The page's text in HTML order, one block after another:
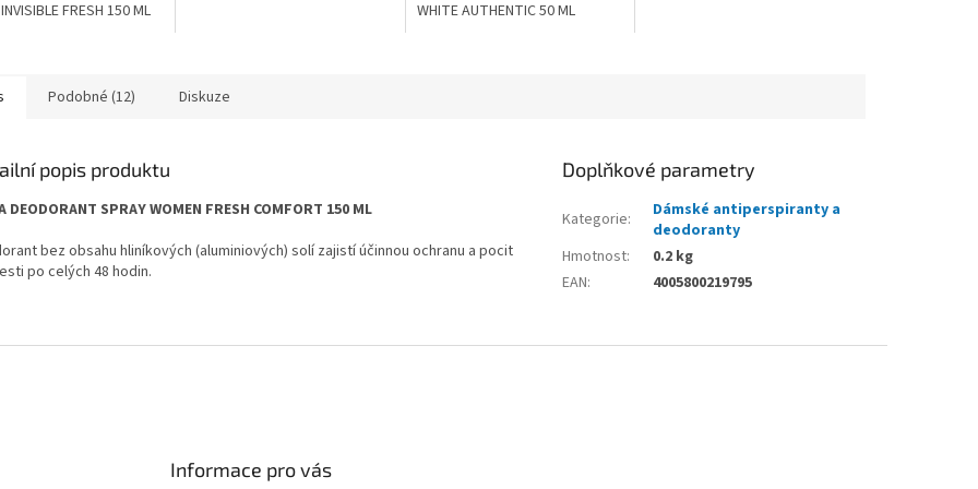
FRESH 150 ML
WHITE AUTHENTIC 50 ML
Podobné (12) Diskuze
popis produktu
DEODORANT SPRAY WOMEN FRESH COMFORT 150 ML
bez obsahu hliníkových (aluminiových) solí zajistí účinnou ochranu a pocit
po celých 48 hodin.
Doplňkové parametry
Kategorie:
Dámské antiperspiranty a
deodoranty
Hmotnost:
0.2 kg
EAN: 4005800219795
Informace pro vás